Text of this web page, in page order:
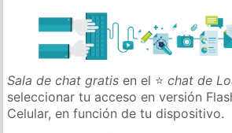
Sala de chat gratis en el ⭐chat de
seleccionar tu acceso en versión
Celular, en función de tu dispositivo.